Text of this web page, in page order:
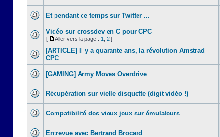
Et pendant ce temps sur Twitter ...
Vidéo sur crossdev en C pour CPC
[ Aller vers la page : 1 2 ]
[ARTICLE] Il y a quarante ans, la révolution Amstrad
CPC
[GAMING] Army Moves Overdrive
Récupération sur vielle disquette (digit vidéo !)
Compatibilité des vieux jeux sur émulateurs
Entrevue avec Bertrand Brocard